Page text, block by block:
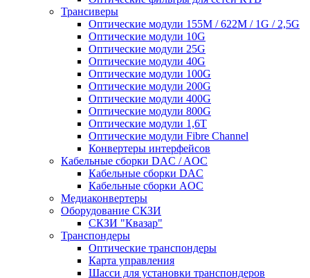
Трансиверы
Оптические модули 155M / 622M / 1G / 2,5G
Оптические модули 10G
Оптические модули 25G
Оптические модули 40G
Оптические модули 100G
Оптические модули 200G
Оптические модули 400G
Оптические модули 800G
Оптические модули 1,6T
Оптические модули Fibre Channel
Конвертеры интерфейсов
Кабельные сборки DAC / AOC
Кабельные сборки DAC
Кабельные сборки AOC
Медиаконвертеры
Оборудование СКЗИ
СКЗИ "Квазар"
Транспондеры
Оптические транспондеры
Карта управления
Шасси для установки транспондеров